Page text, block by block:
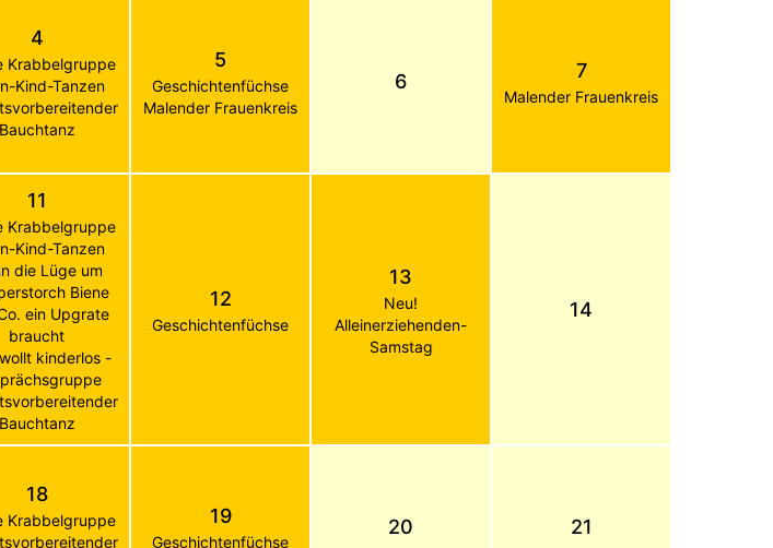
4
Krabbelgruppe
Kind-Tanzen
Bauchtanz
5
Geschichtenfüchse
Malender Frauenkreis
6 7
Malender Frauenkreis
11
Krabbelgruppe
Kind-Tanzen
die Lüge um
Biene
ein Upgrate
braucht
kinderlos -
Bauchtanz
12
Geschichtenfüchse
13
Neu!
Alleinerziehenden-
Samstag
14
18
Krabbelgruppe
19
Geschichtenfüchse
20 21